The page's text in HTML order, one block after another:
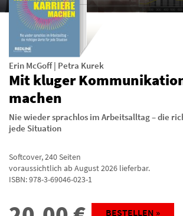
Erin McGoff| Petra Kurek
Mit kluger
machen
Nie wieder sprachlos im Arbeitsalltag – die
jede Situation
Softcover,240Seiten
voraussichtlich ab August 2026 lieferbar.
ISBN:978-3-69046-023-1
BESTELLEN »